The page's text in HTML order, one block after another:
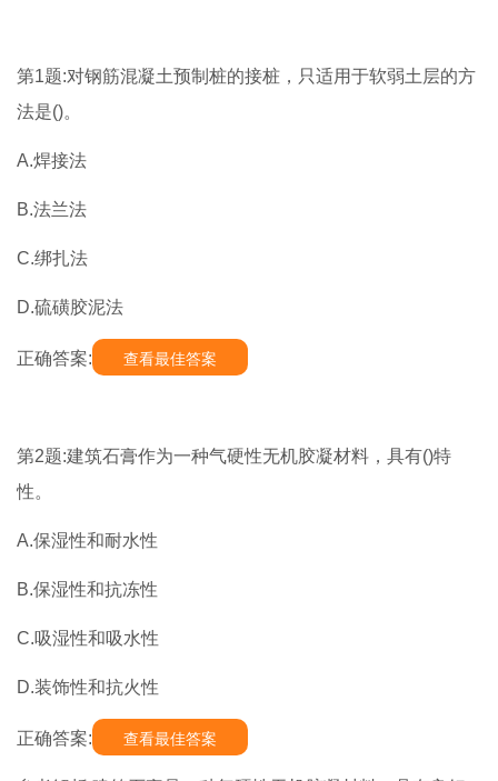
第1题:对钢筋混凝土预制桩的接桩，只适用于软弱土层的方
法是()。
A.焊接法
B.法兰法
C.绑扎法
D.硫磺胶泥法
正确答案: 查看最佳答案
第2题:建筑石膏作为一种气硬性无机胶凝材料，具有()特
性。
A.保湿性和耐水性
B.保湿性和抗冻性
C.吸湿性和吸水性
D.装饰性和抗火性
正确答案: 查看最佳答案